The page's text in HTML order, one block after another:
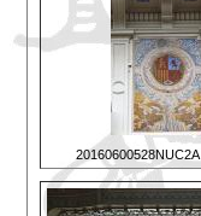
20160600528NUC2A